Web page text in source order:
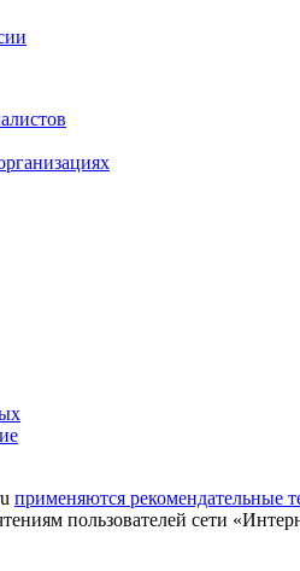
применяются рекомендательные
пользователей сети